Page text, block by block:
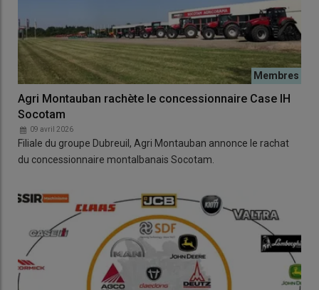
Agri Montauban rachète le concessionnaire Case IH
Socotam
09 avril 2026
Filiale du groupe Dubreuil, Agri Montauban annonce le rachat
du concessionnaire montalbanais Socotam.